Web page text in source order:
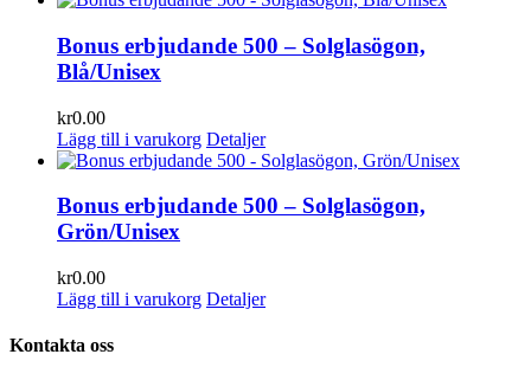
Bonus erbjudande 500 – Solglasögon,
Blå/Unisex
kr0.00
Lägg till i varukorg Detaljer
Bonus erbjudande 500 – Solglasögon,
Grön/Unisex
kr0.00
Lägg till i varukorg Detaljer
Kontakta oss